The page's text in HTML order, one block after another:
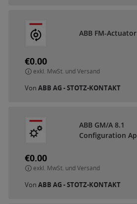
ABB FM-Actuator
€0.00
exkl. MwSt. und Versand
Von ABB AG - STOTZ-KONTAKT
ABB GM/A 8.1
Configuration Ap
€0.00
exkl. MwSt. und Versand
Von ABB AG - STOTZ-KONTAKT